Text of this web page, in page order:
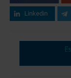
Linkedin